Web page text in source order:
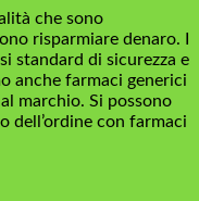
che sono
risparmiare denaro. I
standard di sicurezza e
anche farmaci generici
marchio. Si possono
dell’ordine con farmaci